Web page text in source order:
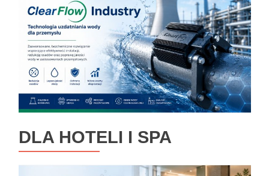
DLA HOTELI I SPA